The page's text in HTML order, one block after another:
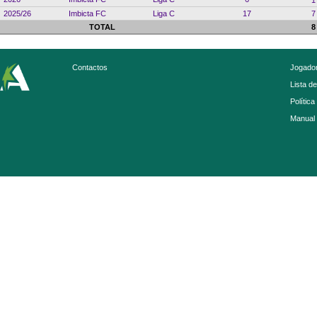
2025/26
Imbicta FC Liga C 17
7
TOTAL
8
Contactos
Lista
Política